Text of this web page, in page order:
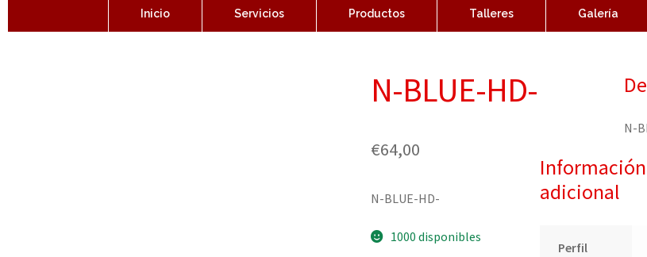
Inicio Servicios Productos Talleres Galería
N-BLUE-HD-
€64,00
N-BLUE-HD-
1000 disponibles
N-
Información
adicional
Perfil